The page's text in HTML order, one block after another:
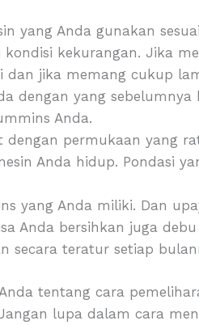
yang Anda gunakan
kekurangan. Jika
jika memang cukup
dengan yang
Anda.
dengan permukaan yang
Anda hidup. Pondasi
yang Anda miliki. Dan
Anda bersihkan juga
secara teratur setiap
tentang cara
lupa dalam cara